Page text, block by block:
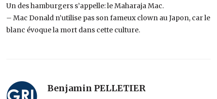
Un des hamburgers s’appelle: le Maharaja Mac.
– Mac Donald n’utilise pas son fameux clown au Japon, car le
blanc évoque la mort dans cette culture.
Benjamin PELLETIER